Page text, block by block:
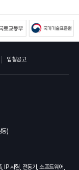
입찰공고
동)
시험, 전동기, 소프트웨어,